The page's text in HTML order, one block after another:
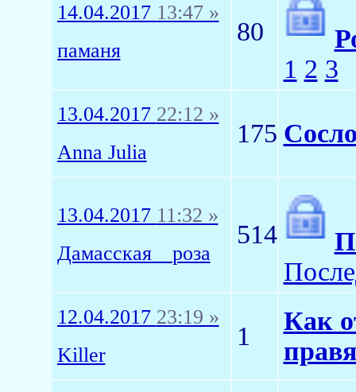
14.04.2017 13:47 »
паманя
80
1 2 3
13.04.2017 22:12 »
Anna Julia
175
13.04.2017 11:32 »
Дамасская__роза
514
12.04.2017 23:19 »
Killer
1
Как